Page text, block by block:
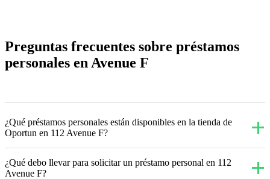
Preguntas frecuentes sobre préstamos
personales en Avenue F
¿Qué préstamos personales están disponibles en la tienda de
Oportun en 112 Avenue F?
¿Qué debo llevar para solicitar un préstamo personal en 112
Avenue F?